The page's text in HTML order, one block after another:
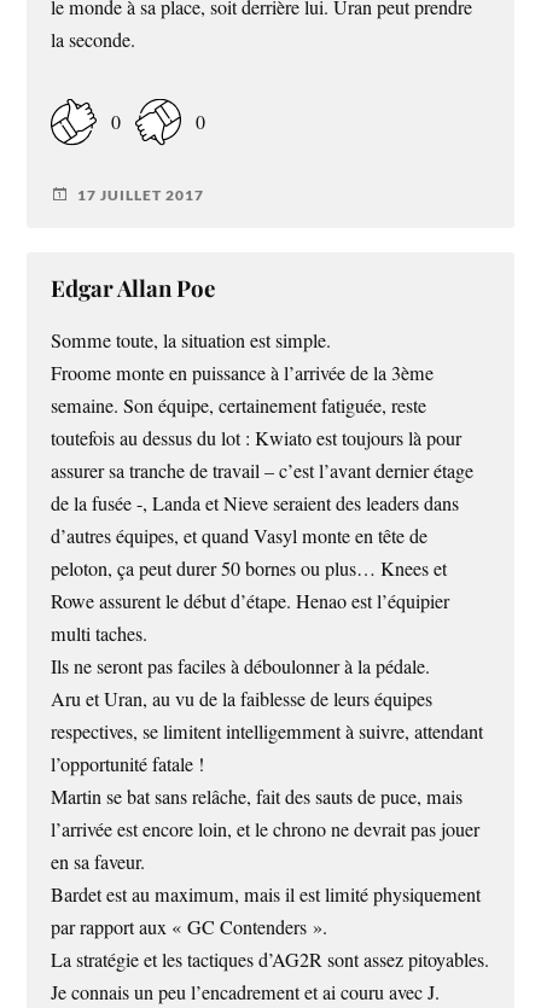
le monde à sa place, soit derrière lui. Uran peut prendre
la seconde.
0 0
17 JUILLET 2017
Edgar Allan Poe
Somme toute, la situation est simple.
Froome monte en puissance à l’arrivée de la 3ème
semaine. Son équipe, certainement fatiguée, reste
toutefois au dessus du lot : Kwiato est toujours là pour
assurer sa tranche de travail – c’est l’avant dernier étage
de la fusée -, Landa et Nieve seraient des leaders dans
d’autres équipes, et quand Vasyl monte en tête de
peloton, ça peut durer 50 bornes ou plus… Knees et
Rowe assurent le début d’étape. Henao est l’équipier
multi taches.
Ils ne seront pas faciles à déboulonner à la pédale.
Aru et Uran, au vu de la faiblesse de leurs équipes
respectives, se limitent intelligemment à suivre, attendant
l’opportunité fatale !
Martin se bat sans relâche, fait des sauts de puce, mais
l’arrivée est encore loin, et le chrono ne devrait pas jouer
en sa faveur.
Bardet est au maximum, mais il est limité physiquement
par rapport aux « GC Contenders ».
La stratégie et les tactiques d’AG2R sont assez pitoyables.
Je connais un peu l’encadrement et ai couru avec J.